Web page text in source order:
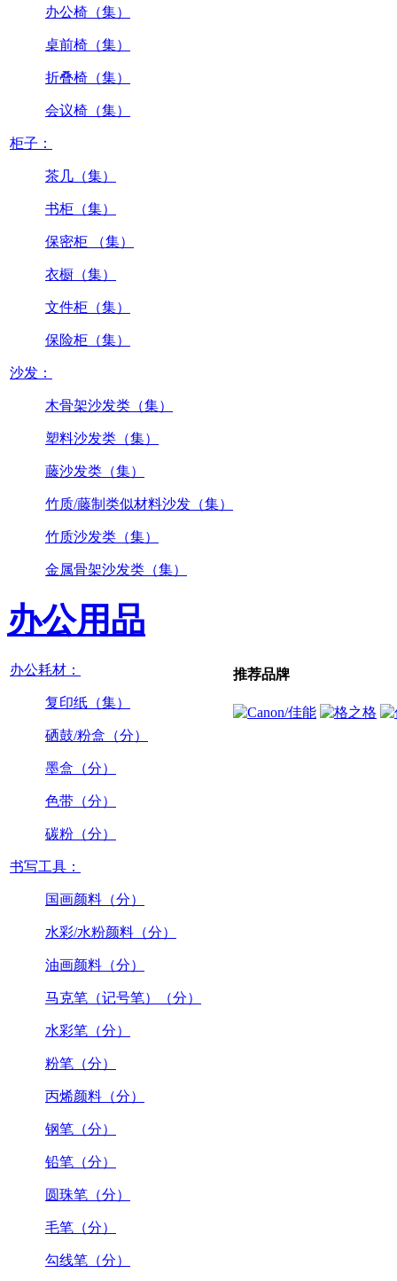
办公椅（集）
桌前椅（集）
折叠椅（集）
会议椅（集）
柜子：
茶几（集）
书柜（集）
保密柜 （集）
衣橱（集）
文件柜（集）
保险柜（集）
沙发：
木骨架沙发类（集）
塑料沙发类（集）
藤沙发类（集）
竹质/藤制类似材料沙发（集）
竹质沙发类（集）
金属骨架沙发类（集）
办公用品
办公耗材：
复印纸（集）
硒鼓/粉盒（分）
墨盒（分）
色带（分）
碳粉（分）
书写工具：
国画颜料（分）
水彩/水粉颜料（分）
油画颜料（分）
马克笔（记号笔）（分）
水彩笔（分）
粉笔（分）
丙烯颜料（分）
钢笔（分）
铅笔（分）
圆珠笔（分）
毛笔（分）
勾线笔（分）
推荐品牌